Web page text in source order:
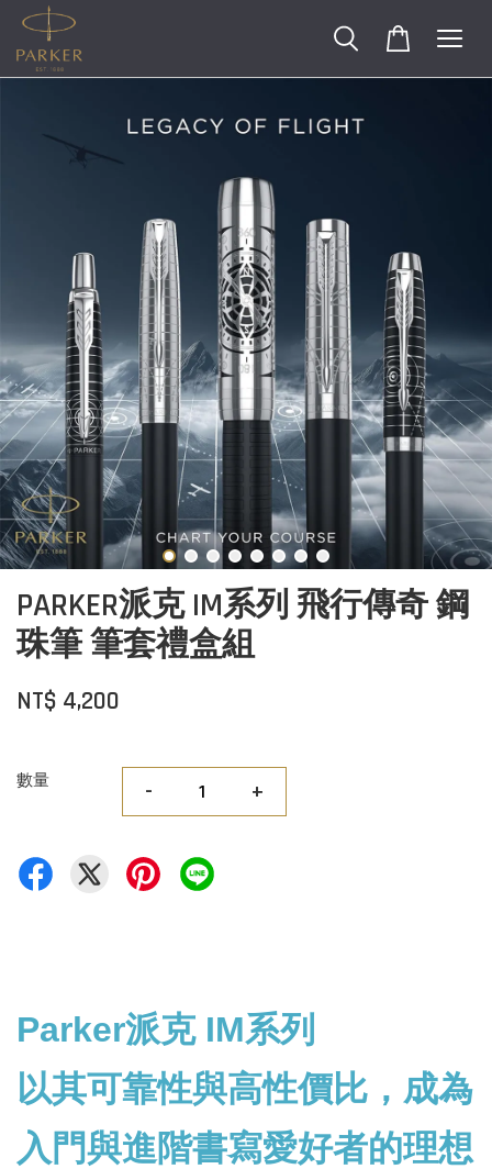
PARKER派克 IM系列 飛行傳奇 鋼
珠筆 筆套禮盒組
NT$ 4,200
數量 - +
Parker派克 IM系列
以其可靠性與高性價比，成為
入門與進階書寫愛好者的理想